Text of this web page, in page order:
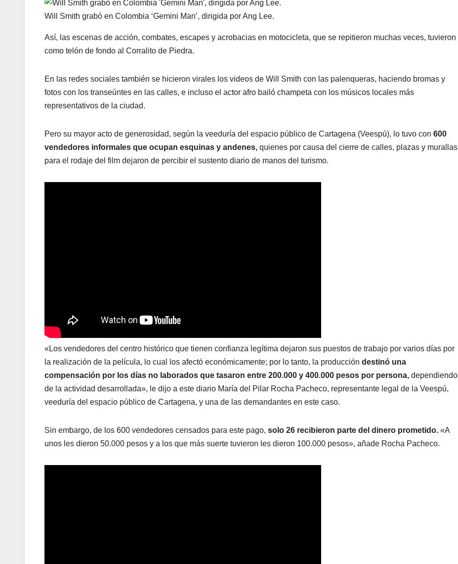
Will Smith grabó en Colombia ‘Gemini Man’, dirigida por Ang Lee.
Así, las escenas de acción, combates, escapes y acrobacias en motocicleta, que se repitieron muchas veces, tuvieron
como telón de fondo al Corralito de Piedra.
En las redes sociales también se hicieron virales los videos de Will Smith con las palenqueras, haciendo bromas y
fotos con los transeúntes en las calles, e incluso el actor afro bailó champeta con los músicos locales más
representativos de la ciudad.
Pero su mayor acto de generosidad, según la veeduría del espacio público de Cartagena (Veespú), lo tuvo con 600
vendedores informales que ocupan esquinas y andenes, quienes por causa del cierre de calles, plazas y murallas
para el rodaje del film dejaron de percibir el sustento diario de manos del turismo.
«Los vendedores del centro histórico que tienen confianza legítima dejaron sus puestos de trabajo por varios días por
la realización de la película, lo cual los afectó económicamente; por lo tanto, la producción destinó una
compensación por los días no laborados que tasaron entre 200.000 y 400.000 pesos por persona, dependiendo
de la actividad desarrollada», le dijo a este diario María del Pilar Rocha Pacheco, representante legal de la Veespú,
veeduría del espacio público de Cartagena, y una de las demandantes en este caso.
Sin embargo, de los 600 vendedores censados para este pago, solo 26 recibieron parte del dinero prometido. «A
unos les dieron 50.000 pesos y a los que más suerte tuvieron les dieron 100.000 pesos», añade Rocha Pacheco.